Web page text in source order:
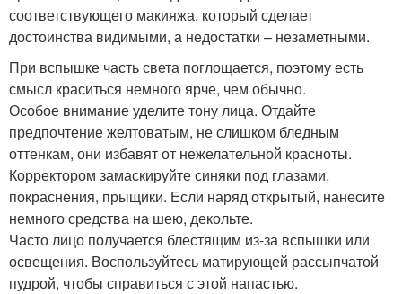
соответствующего макияжа, который сделает
достоинства видимыми, а недостатки – незаметными.
При вспышке часть света поглощается, поэтому есть
смысл краситься немного ярче, чем обычно.
Особое внимание уделите тону лица. Отдайте
предпочтение желтоватым, не слишком бледным
оттенкам, они избавят от нежелательной красноты.
Корректором замаскируйте синяки под глазами,
покраснения, прыщики. Если наряд открытый, нанесите
немного средства на шею, декольте.
Часто лицо получается блестящим из-за вспышки или
освещения. Воспользуйтесь матирующей рассыпчатой
пудрой, чтобы справиться с этой напастью.